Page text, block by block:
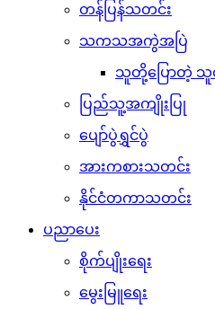
တန်ပြန်သတင်း
သကသအကွဲအပြဲ
သူတို့ပြောတဲ့ သူ
ပြည်သူ့အကျိုးပြု
ပျော်ပွဲရွှင်ပွဲ
အားကစားသတင်း
နိုင်ငံတကာသတင်း
ပညာပေး
စိုက်ပျိုးရေး
မွေးမြူရေး